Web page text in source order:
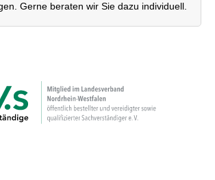
Gerne beraten wir Sie dazu individuell.